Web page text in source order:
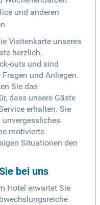
und anderen
Visitenkarte unseres
herzlich,
outs und sind
und Anliegen.
Sie das
dass unsere Gäste
erhalten. Sie
unvergessliches
motivierte
Situationen den
bei uns
Hotel erwartet Sie